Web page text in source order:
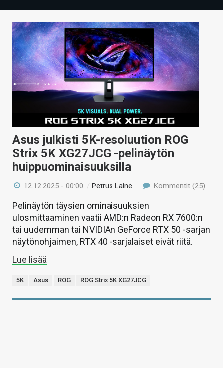
TECHBBS
TIETOA
HINTA.FI
KAUPPA
VAIHDA TEEMA
HAKU
Asus julkisti 5K-resoluution ROG
Strix 5K XG27JCG -pelinäytön
huippuominaisuuksilla
12.12.2025 - 00:00 /Petrus Laine Kommentit (25)
Pelinäytön täysien ominaisuuksien
ulosmittaaminen vaatii AMD:n Radeon RX 7600:n
tai uudemman tai NVIDIAn GeForce RTX 50 -sarjan
näytönohjaimen, RTX 40 -sarjalaiset eivät riitä.
Lue lisää
5K Asus ROG ROG Strix 5K XG27JCG